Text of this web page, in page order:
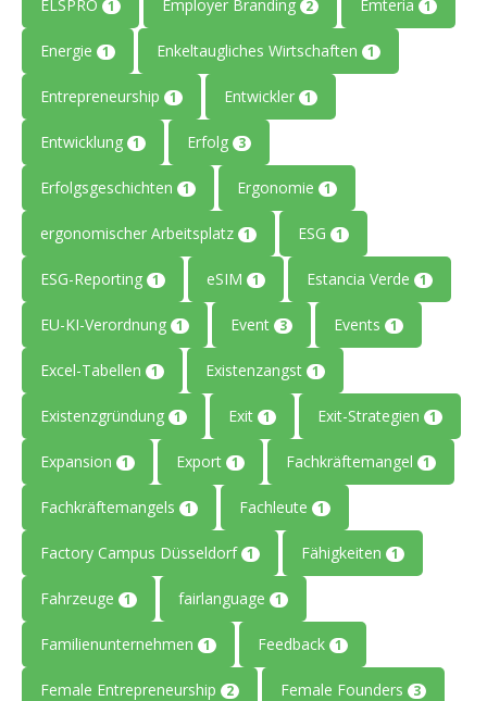
ELSPRO 1 Employer Branding 2 Emteria 1
Energie 1 Enkeltaugliches Wirtschaften 1
Entrepreneurship 1 Entwickler 1
Entwicklung 1 Erfolg 3
Erfolgsgeschichten 1 Ergonomie 1
ergonomischer Arbeitsplatz 1 ESG 1
ESG-Reporting 1 eSIM 1 Estancia Verde 1
EU-KI-Verordnung 1 Event 3 Events 1
Excel-Tabellen 1 Existenzangst 1
Existenzgründung 1 Exit 1 Exit-Strategien 1
Expansion 1 Export 1 Fachkräftemangel 1
Fachkräftemangels 1 Fachleute 1
Factory Campus Düsseldorf 1 Fähigkeiten 1
Fahrzeuge 1 fairlanguage 1
Familienunternehmen 1 Feedback 1
Female Entrepreneurship 2 Female Founders 3